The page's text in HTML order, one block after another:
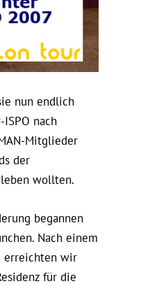
nun endlich
nach
Mitglieder
der
wollten.
begannen
Nach einem
erreichten wir
für die